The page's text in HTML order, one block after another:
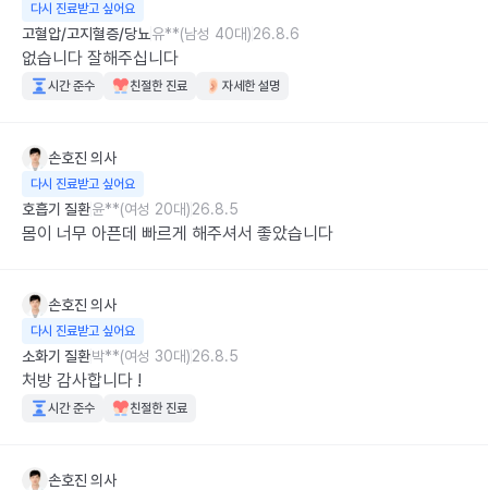
다시 진료받고 싶어요
고혈압/고지혈증/당뇨유**(남성 40대)26.8.6
없습니다 잘해주십니다
시간 준수 친절한 진료 자세한 설명
손호진 의사
다시 진료받고 싶어요
호흡기 질환윤**(여성 20대)26.8.5
몸이 너무 아픈데 빠르게 해주셔서 좋았습니다
손호진 의사
다시 진료받고 싶어요
소화기 질환박**(여성 30대)26.8.5
처방 감사합니다 !
시간 준수 친절한 진료
손호진 의사